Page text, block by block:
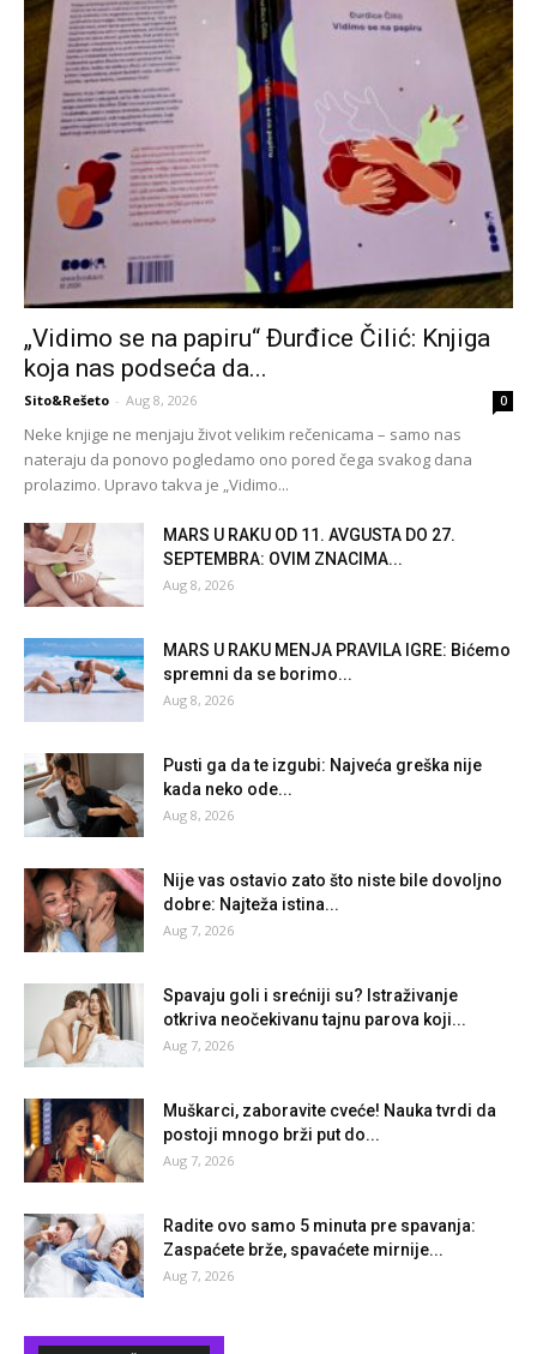
„Vidimo se na papiru“ Đurđice Čilić: Knjiga
koja nas podseća da...
Sito&Rešeto - Aug 8, 2026 0
Neke knjige ne menjaju život velikim rečenicama – samo nas
nateraju da ponovo pogledamo ono pored čega svakog dana
prolazimo. Upravo takva je „Vidimo...
MARS U RAKU OD 11. AVGUSTA DO 27.
SEPTEMBRA: OVIM ZNACIMA...
Aug 8, 2026
MARS U RAKU MENJA PRAVILA IGRE: Bićemo
spremni da se borimo...
Aug 8, 2026
Pusti ga da te izgubi: Najveća greška nije
kada neko ode...
Aug 8, 2026
Nije vas ostavio zato što niste bile dovoljno
dobre: Najteža istina...
Aug 7, 2026
Spavaju goli i srećniji su? Istraživanje
otkriva neočekivanu tajnu parova koji...
Aug 7, 2026
Muškarci, zaboravite cveće! Nauka tvrdi da
postoji mnogo brži put do...
Aug 7, 2026
Radite ovo samo 5 minuta pre spavanja:
Zaspaćete brže, spavaćete mirnije...
Aug 7, 2026